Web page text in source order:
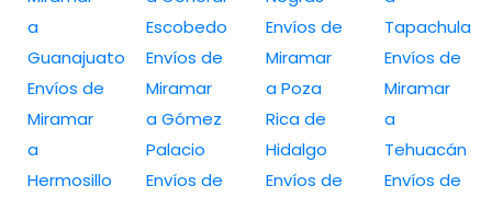
a
Guanajuato
Envíos de
Miramar
a
Hermosillo
Escobedo
Envíos de
Miramar
a Gómez
Palacio
Envíos de
Envíos de
Miramar
a Poza
Rica de
Hidalgo
Envíos de
Tapachula
Envíos de
Miramar
a
Tehuacán
Envíos de